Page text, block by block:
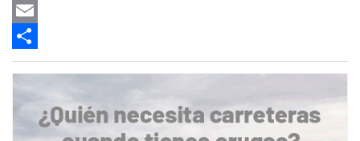
Twitter
Email
Share